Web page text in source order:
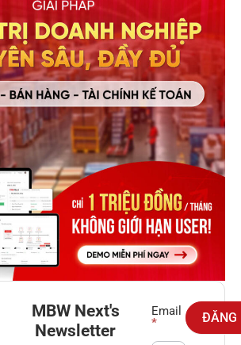
MBW Next's
Newsletter
Newsletter
Email
*
ĐĂNG